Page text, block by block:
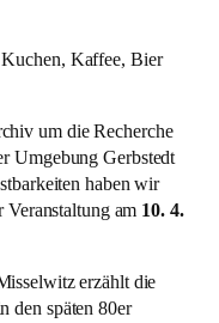
Kaffee, Bier
um die Recherche
Umgebung Gerbstedt
haben wir
Veranstaltung am 10. 4.
erzählt die
den späten 80er